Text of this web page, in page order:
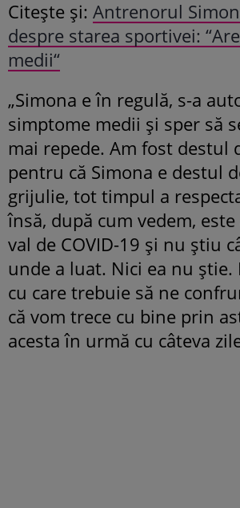
Citește și: Antrenorul
despre starea sportivei:
medii“
„Simona e în regulă, s-a
simptome medii și sper să
mai repede. Am fost destul
pentru că Simona e destul
grijulie, tot timpul a
însă, după cum vedem,
val de COVID-19 și nu știu
unde a luat. Nici ea nu știe.
cu care trebuie să ne
că vom trece cu bine prin
acesta în urmă cu câteva